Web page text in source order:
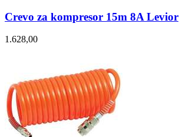
Crevo za kompresor 15m 8A Levior
1.628,00